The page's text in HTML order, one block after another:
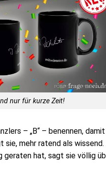
nur für kurze Zeit!
– „B“ – benennen,
sie, mehr ratend als
hat, sagt sie völlig